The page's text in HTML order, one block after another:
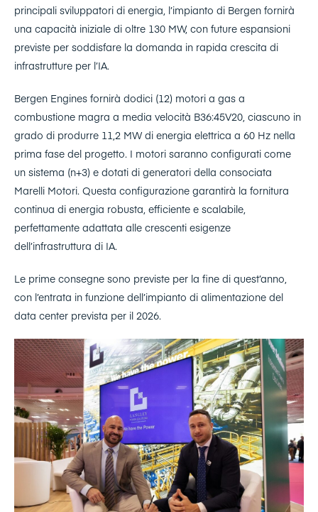
principali sviluppatori di energia, l’impianto di Bergen fornirà
una capacità iniziale di oltre 130 MW, con future espansioni
previste per soddisfare la domanda in rapida crescita di
infrastrutture per l’IA.
Bergen Engines fornirà dodici (12) motori a gas a
combustione magra a media velocità B36:45V20, ciascuno in
grado di produrre 11,2 MW di energia elettrica a 60 Hz nella
prima fase del progetto. I motori saranno configurati come
un sistema (n+3) e dotati di generatori della consociata
Marelli Motori. Questa configurazione garantirà la fornitura
continua di energia robusta, efficiente e scalabile,
perfettamente adattata alle crescenti esigenze
dell’infrastruttura di IA.
Le prime consegne sono previste per la fine di quest’anno,
con l’entrata in funzione dell’impianto di alimentazione del
data center prevista per il 2026.